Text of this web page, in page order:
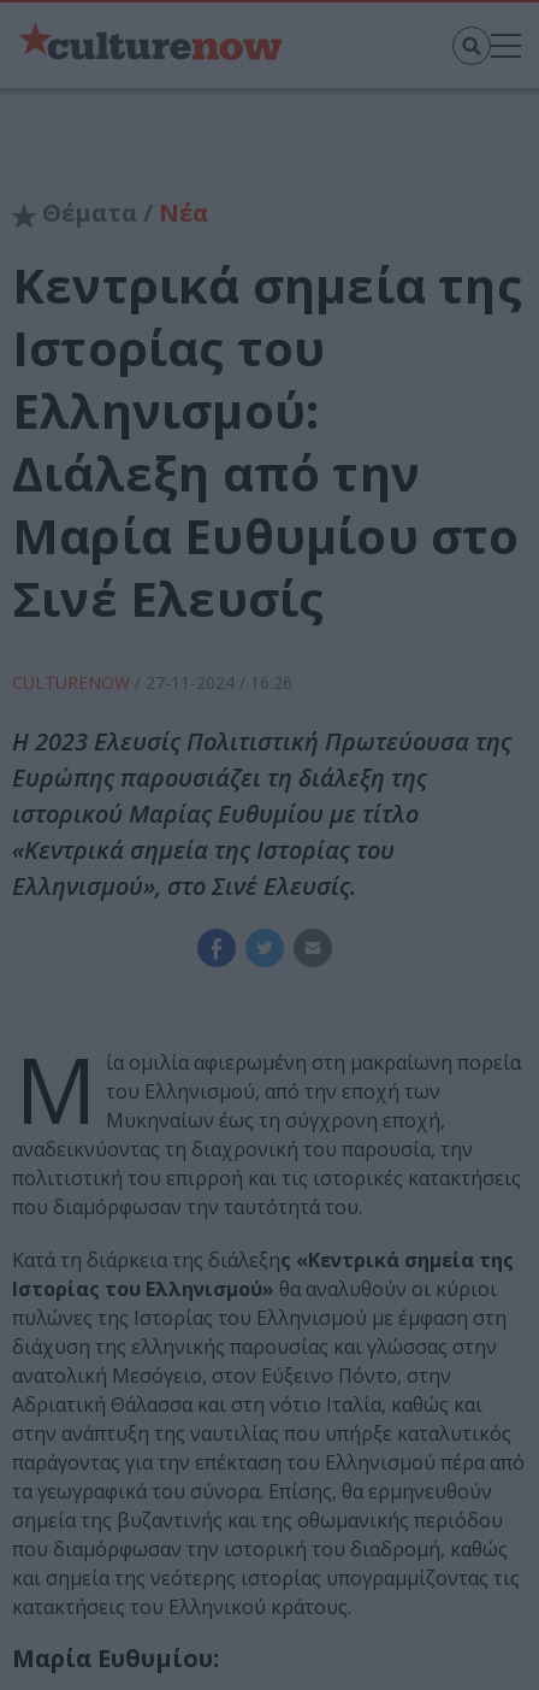
Θέματα / Νέα
Κεντρικά σημεία της
Ιστορίας του
Ελληνισμού:
Διάλεξη από την
Μαρία Ευθυμίου στο
Σινέ Ελευσίς
CULTURENOW / 27-11-2024 / 16:26
Η 2023 Ελευσίς Πολιτιστική Πρωτεύουσα της
Ευρώπης παρουσιάζει τη διάλεξη της
ιστορικού Μαρίας Ευθυμίου με τίτλο
«Κεντρικά σημεία της Ιστορίας του
Ελληνισμού», στο Σινέ Ελευσίς.
Μ
ία ομιλία αφιερωμένη στη μακραίωνη πορεία
του Ελληνισμού, από την εποχή των
Μυκηναίων έως τη σύγχρονη εποχή,
αναδεικνύοντας τη διαχρονική του παρουσία, την
πολιτιστική του επιρροή και τις ιστορικές κατακτήσεις
που διαμόρφωσαν την ταυτότητά του.
Κατά τη διάρκεια της διάλεξης «Κεντρικά σημεία της
Ιστορίας του Ελληνισμού» θα αναλυθούν οι κύριοι
πυλώνες της Ιστορίας του Ελληνισμού με έμφαση στη
διάχυση της ελληνικής παρουσίας και γλώσσας στην
ανατολική Μεσόγειο, στον Εύξεινο Πόντο, στην
Αδριατική Θάλασσα και στη νότιο Ιταλία, καθώς και
στην ανάπτυξη της ναυτιλίας που υπήρξε καταλυτικός
παράγοντας για την επέκταση του Ελληνισμού πέρα από
τα γεωγραφικά του σύνορα. Επίσης, θα ερμηνευθούν
σημεία της βυζαντινής και της οθωμανικής περιόδου
που διαμόρφωσαν την ιστορική του διαδρομή, καθώς
και σημεία της νεότερης ιστορίας υπογραμμίζοντας τις
κατακτήσεις του Ελληνικού κράτους.
Μαρία Ευθυμίου: